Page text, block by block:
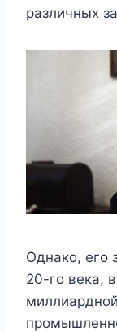
различных
Однако, его
20-го века,